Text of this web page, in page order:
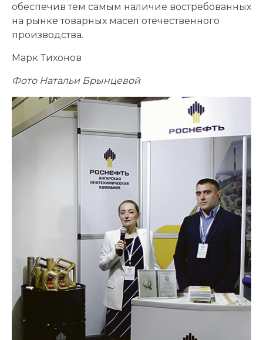
обеспечив тем самым наличие востребованных
на рынке товарных масел отечественного
производства.
Марк Тихонов
Фото Натальи Брынцевой